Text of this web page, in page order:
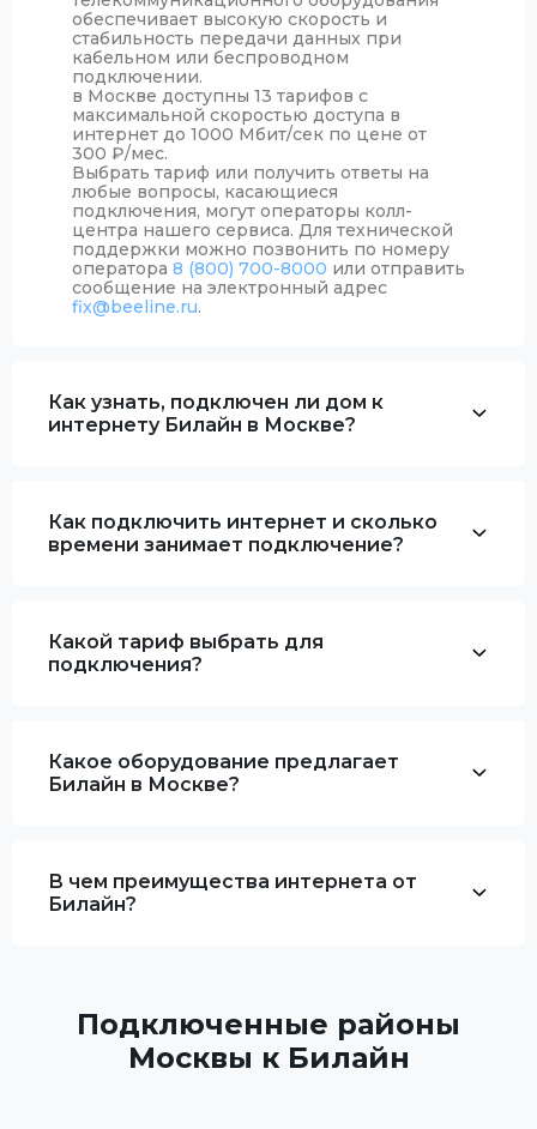
обеспечивает высокую скорость и
стабильность передачи данных при
кабельном или беспроводном
подключении.
в Москве доступны 13 тарифов с
максимальной скоростью доступа в
интернет до 1000 Мбит/сек по цене от
300 ₽/мес.
Выбрать тариф или получить ответы на
любые вопросы, касающиеся
подключения, могут операторы колл-
центра нашего сервиса. Для технической
поддержки можно позвонить по номеру
оператора 8 (800) 700-8000 или отправить
сообщение на электронный адрес
fix@beeline.ru.
Как узнать, подключен ли дом к
интернету Билайн в Москве?
Как подключить интернет и сколько
времени занимает подключение?
Какой тариф выбрать для
подключения?
Какое оборудование предлагает
Билайн в Москве?
В чем преимущества интернета от
Билайн?
Подключенные районы
Москвы к Билайн